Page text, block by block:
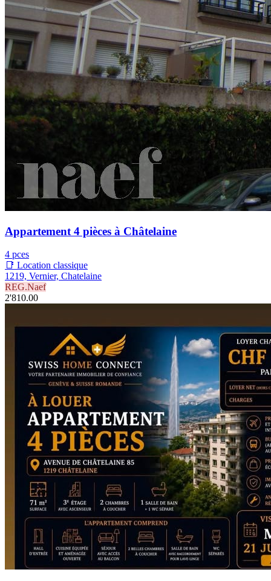
Appartement 4 pièces à Châtelaine
4 pces
📑 Location classique
1219, Vernier, Chatelaine
REG.Naef
2'810.00